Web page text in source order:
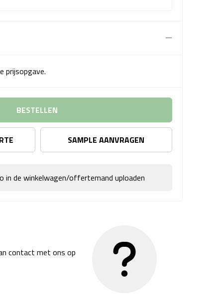
prijsopgave.
BESTELLEN
SAMPLE AANVRAGEN
in de winkelwagen/offertemand uploaden
contact met ons op